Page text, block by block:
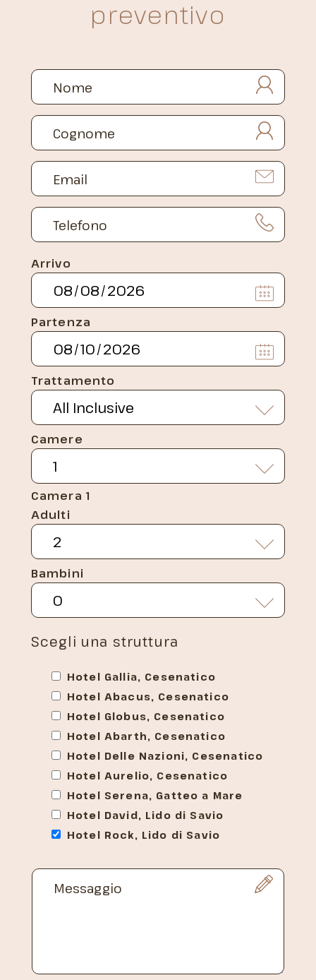
preventivo
Arrivo
Partenza
Trattamento
Camere
Camera 1
Adulti
Bambini
Scegli una struttura
Hotel Gallia, Cesenatico
Hotel Abacus, Cesenatico
Hotel Globus, Cesenatico
Hotel Abarth, Cesenatico
Hotel Delle Nazioni, Cesenatico
Hotel Aurelio, Cesenatico
Hotel Serena, Gatteo a Mare
Hotel David, Lido di Savio
Hotel Rock, Lido di Savio